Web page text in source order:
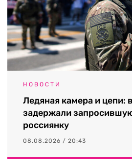
НОВОСТИ
Ледяная камера и цепи:
задержали
россиянку
08.08.2026 / 20:43